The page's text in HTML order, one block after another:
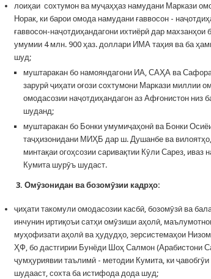
лоиҳаи сохтумон ва муҷаҳҳаз намудани Маркази
Норак, ки барои омода намудани ғаввосон -
ғаввосон-наҷотдиҳандагони ихтиёрӣ дар махзанҳои
умумии 4 млн. 900 ҳаз. доллари ИМА таҳия ва ба
шуд;
муштаракан бо намояндагони ИА, САҲА ва
зарурӣ ҷиҳати оғози сохтумони Маркази миллии
омодасозии наҷотдиҳандагон аз Афғонистон низ
шуданд;
муштаракан бо Бонки умумиҷаҳонӣ ва Бонки
таҷҳизонидани МИҲБ дар ш. Душанбе ва
минтақаи огоҳсозии саривақтии Кӯли Сарез,
Кумита шурӯъ шудаст.
3. Омӯзонидан ва бозомӯзии кадрҳо:
ҷиҳати такомули омодасозии касбӣ, бозомӯзӣ ва
инчунин иртиқоъи сатҳи омӯзиши аҳолӣ,
муҳофизати аҳолӣ ва ҳудудҳо, зерсистемаҳои
ҲФ, бо дастгирии Бунёди Шоҳ Салмон (Арабистони
ҷумҳуриявии таълимӣ - методии Кумита, ки
шудааст, сохта ба истифода дода шуд;